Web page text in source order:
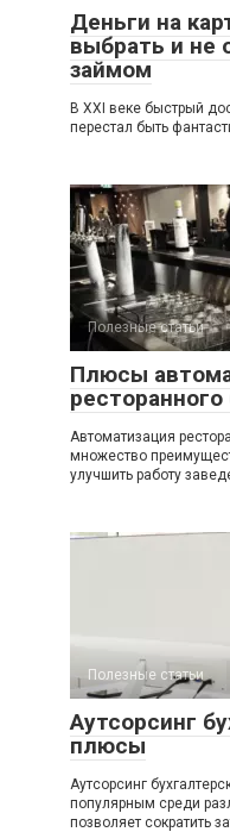
Деньги на
выбрать и не
займом
В XXI веке быстрый
перестал быть
Полезные статьи
Плюсы
Автоматизация
множество
улучшить работу
Полезные статьи
Аутсорсинг
плюсы
Аутсорсинг
популярным среди
позволяет сократить